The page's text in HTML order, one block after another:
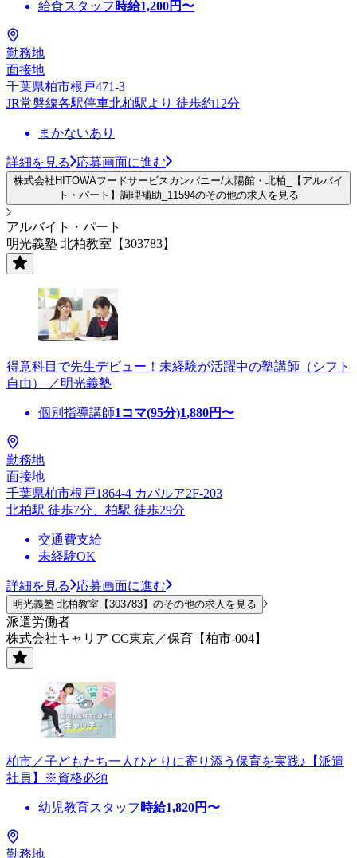
給食スタッフ 時給1,200円〜
勤務地
面接地
千葉県柏市根戸471-3
JR常磐線各駅停車北柏駅より 徒歩約12分
まかないあり
詳細を見る 応募画面に進む
株式会社HITOWAフードサービスカンパニー/太陽館・北柏_【アルバイ
ト・パート】調理補助_11594のその他の求人を見る
アルバイト・パート
明光義塾 北柏教室【303783】
得意科目で先生デビュー！未経験が活躍中の塾講師（シフト
自由） ／明光義塾
個別指導講師1コマ(95分)1,880円〜
勤務地
面接地
千葉県柏市根戸1864-4 カパルア2F-203
北柏駅 徒歩7分、柏駅 徒歩29分
交通費支給
未経験OK
詳細を見る 応募画面に進む
明光義塾 北柏教室【303783】のその他の求人を見る
派遣労働者
株式会社キャリア CC東京／保育【柏市-004】
柏市／子どもたち一人ひとりに寄り添う保育を実践♪【派遣
社員】※資格必須
幼児教育スタッフ 時給1,820円〜
勤務地